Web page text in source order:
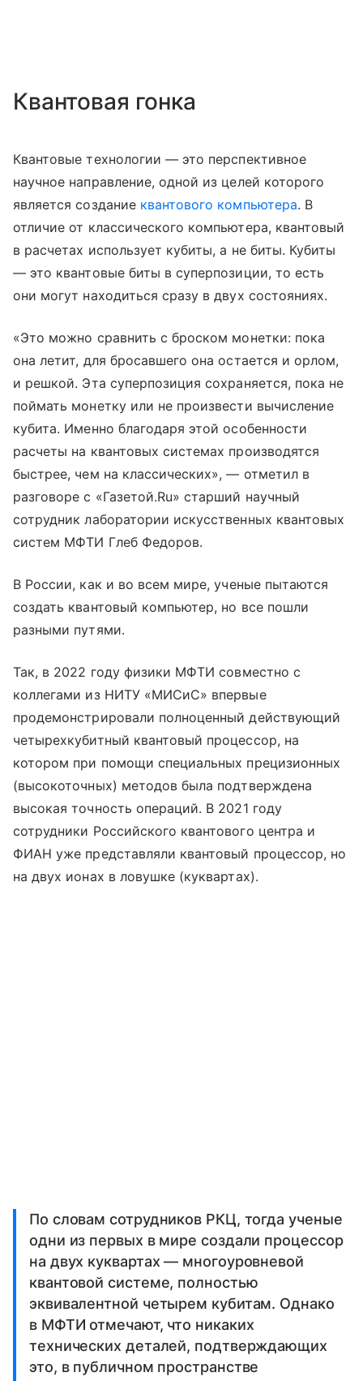
Квантовая гонка
Квантовые технологии — это перспективное
научное направление, одной из целей которого
является создание квантового компьютера. В
отличие от классического компьютера, квантовый
в расчетах использует кубиты, а не биты. Кубиты
— это квантовые биты в суперпозиции, то есть
они могут находиться сразу в двух состояниях.
«Это можно сравнить с броском монетки: пока
она летит, для бросавшего она остается и орлом,
и решкой. Эта суперпозиция сохраняется, пока не
поймать монетку или не произвести вычисление
кубита. Именно благодаря этой особенности
расчеты на квантовых системах производятся
быстрее, чем на классических», — отметил в
разговоре с «Газетой.Ru» старший научный
сотрудник лаборатории искусственных квантовых
систем МФТИ Глеб Федоров.
В России, как и во всем мире, ученые пытаются
создать квантовый компьютер, но все пошли
разными путями.
Так, в 2022 году физики МФТИ совместно с
коллегами из НИТУ «МИСиС» впервые
продемонстрировали полноценный действующий
четырехкубитный квантовый процессор, на
котором при помощи специальных прецизионных
(высокоточных) методов была подтверждена
высокая точность операций. В 2021 году
сотрудники Российского квантового центра и
ФИАН уже представляли квантовый процессор, но
на двух ионах в ловушке (куквартах).
По словам сотрудников РКЦ, тогда ученые
одни из первых в мире создали процессор
на двух куквартах — многоуровневой
квантовой системе, полностью
эквивалентной четырем кубитам. Однако
в МФТИ отмечают, что никаких
технических деталей, подтверждающих
это, в публичном пространстве